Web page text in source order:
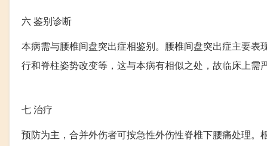
六鉴别诊断
本病需与腰椎间盘突出症相鉴别。腰椎间盘突出症主要
行和脊柱姿势改变等，这与本病有相似之处，故临床上需
七治疗
预防为主，合并外伤者可按急性外伤性脊椎下腰痛处理